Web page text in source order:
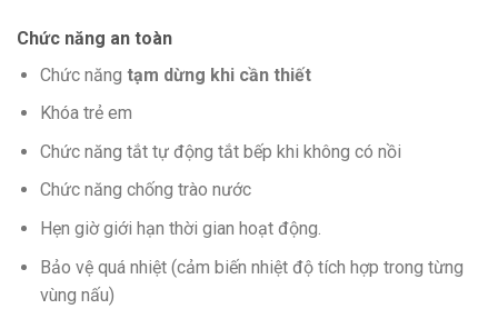
Chức năng an toàn
Chức năng tạm dừng khi cần thiết
Khóa trẻ em
Chức năng tắt tự động tắt bếp khi không có nồi
Chức năng chống trào nước
Hẹn giờ giới hạn thời gian hoạt động.
Bảo vệ quá nhiệt (cảm biến nhiệt độ tích hợp trong từng
vùng nấu)